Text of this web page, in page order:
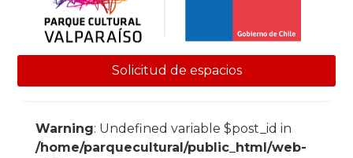
Solicitud de espacios
Warning: Undefined variable $post_id in
/home/parquecultural/public_html/web-